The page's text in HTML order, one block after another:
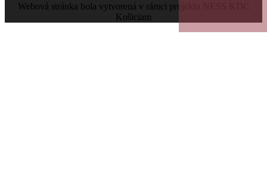
Webová stránka bola vytvorená v rámci projektu NESS KDC
Košiciam